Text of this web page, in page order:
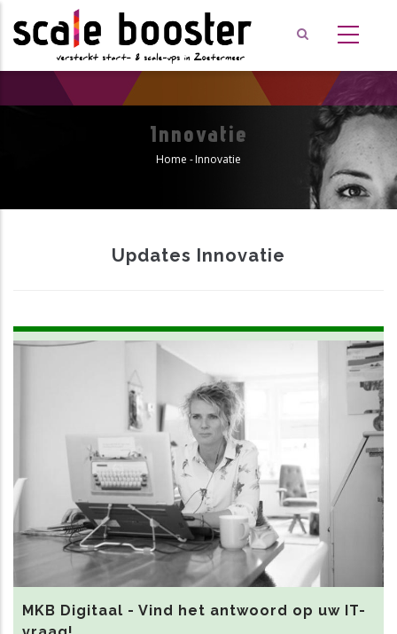
en
Innovatie
Home -Innovatie
Updates Innovatie
MKB Digitaal - Vind het antwoord op uw IT-